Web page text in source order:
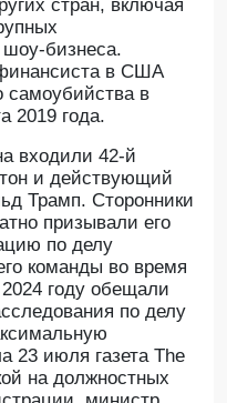
стран, включая
бизнеса.
в США
самоубийства в
2019 года.
входили 42-й
и действующий
Трамп. Сторонники
призывали его
по делу
команды во время
году обещали
по делу
23 июля газета The
на должностных